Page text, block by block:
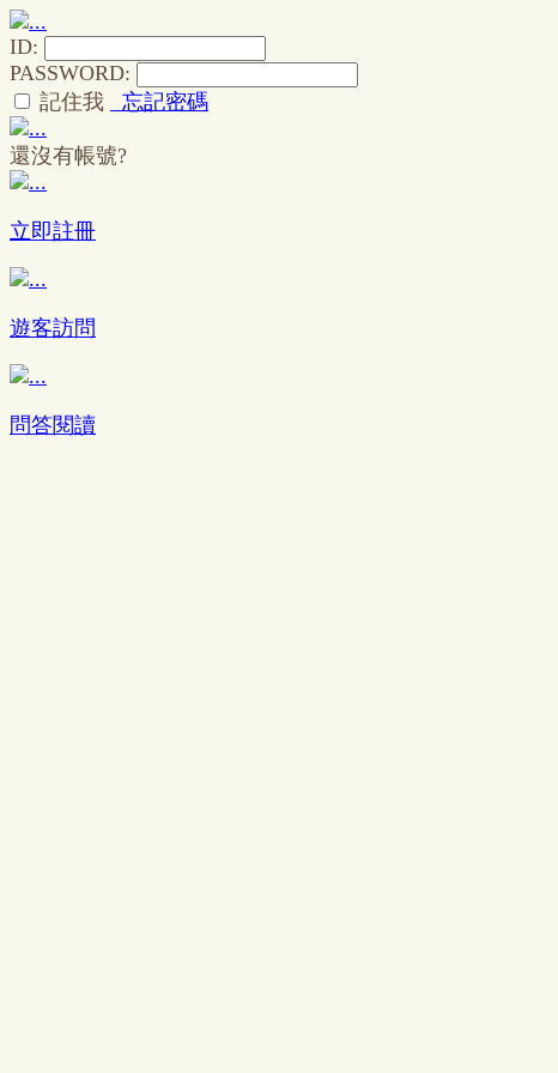
ID:
PASSWORD:
記住我
忘記密碼
還沒有帳號?
立即註冊
遊客訪問
問答閱讀